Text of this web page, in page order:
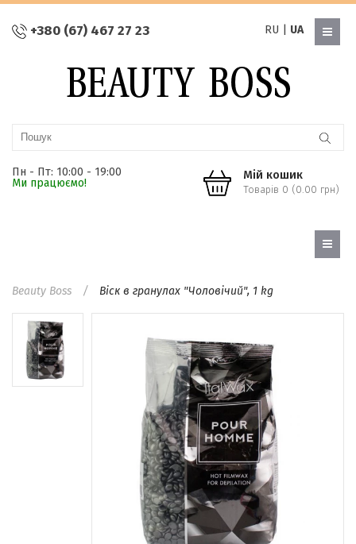
+380 (67) 467 27 23 RU UA
Пн - Пт: 10:00 - 19:00
Ми працюємо!
Мій кошик
Товарів 0 (0.00 грн)
Beauty Boss Віск в гранулах "Чоловічий", 1 kg